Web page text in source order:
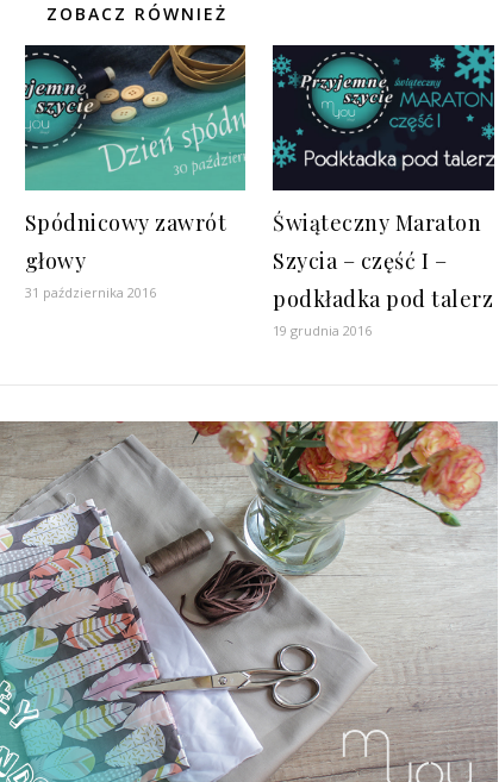
ZOBACZ RÓWNIEŻ
Spódnicowy zawrót
głowy
31 października 2016
Świąteczny Maraton
Szycia – część I –
podkładka pod talerz
19 grudnia 2016